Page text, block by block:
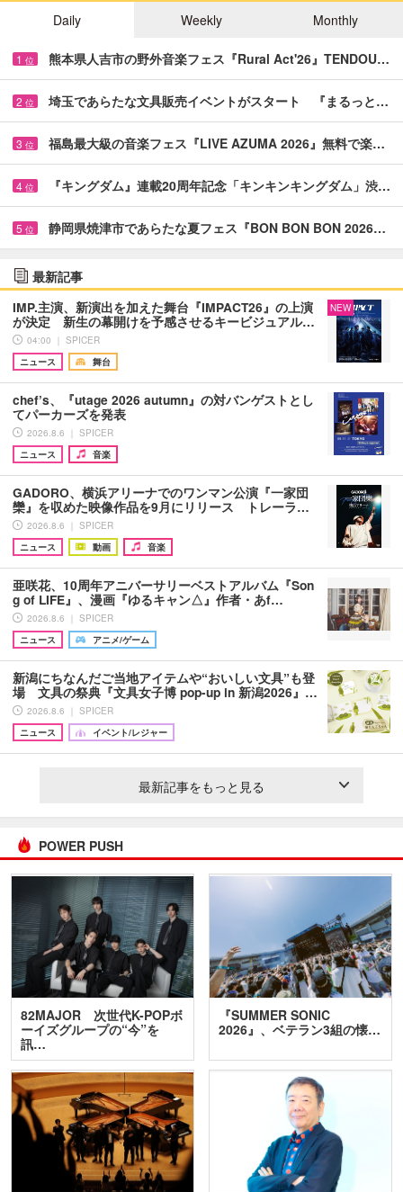
Daily
Weekly Monthly
1 位 熊本県人吉市の野外音楽フェス『Rural Act'26』TENDOU…
2 位 埼玉であらたな文具販売イベントがスタート 『まるっと…
3 位 福島最大級の音楽フェス『LIVE AZUMA 2026』無料で楽…
4 位 『キングダム』連載20周年記念「キンキンキングダム」渋…
5 位 静岡県焼津市であらたな夏フェス『BON BON BON 2026…
最新記事
IMP.主演、新演出を加えた舞台『IMPACT26』の上演
が決定 新生の幕開けを予感させるキービジュアル…
04:00 ｜ SPICER
ニュース
舞台
NEW
chef’s、『utage 2026 autumn』の対バンゲストとし
てパーカーズを発表
2026.8.6 ｜ SPICER
ニュース
音楽
GADORO、横浜アリーナでのワンマン公演『一家団
欒』を収めた映像作品を9月にリリース トレーラ…
2026.8.6 ｜ SPICER
ニュース
動画 音楽
亜咲花、10周年アニバーサリーベストアルバム『Son
g of LIFE』、漫画『ゆるキャン△』作者・あf…
2026.8.6 ｜ SPICER
ニュース
アニメ/ゲーム
新潟にちなんだご当地アイテムや“おいしい文具”も登
場 文具の祭典『文具女子博 pop-up in 新潟2026』…
2026.8.6 ｜ SPICER
ニュース
イベント/レジャー
最新記事をもっと見る
POWER PUSH
82MAJOR 次世代K-POPボ
ーイズグループの“今”を
訊…
『SUMMER SONIC
2026』、ベテラン3組の懐…